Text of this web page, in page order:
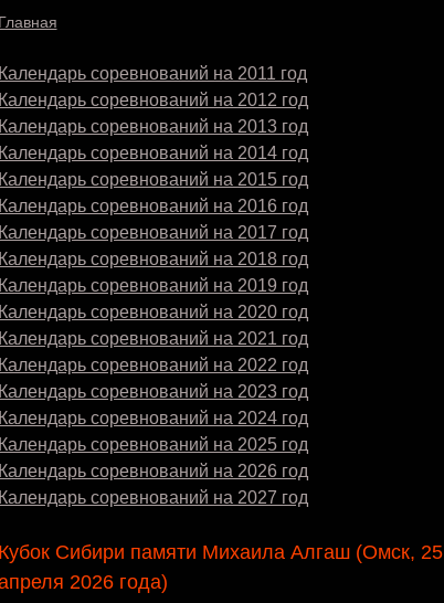
Главная
Календарь соревнований на 2011 год
Календарь соревнований на 2012 год
Календарь соревнований на 2013 год
Календарь соревнований на 2014 год
Календарь соревнований на 2015 год
Календарь соревнований на 2016 год
Календарь соревнований на 2017 год
Календарь соревнований на 2018 год
Календарь соревнований на 2019 год
Календарь соревнований на 2020 год
Календарь соревнований на 2021 год
Календарь соревнований на 2022 год
Календарь соревнований на 2023 год
Календарь соревнований на 2024 год
Календарь соревнований на 2025 год
Календарь соревнований на 2026 год
Календарь соревнований на 2027 год
Кубок Сибири памяти Михаила Алгаш (Омск, 25
2026 года)